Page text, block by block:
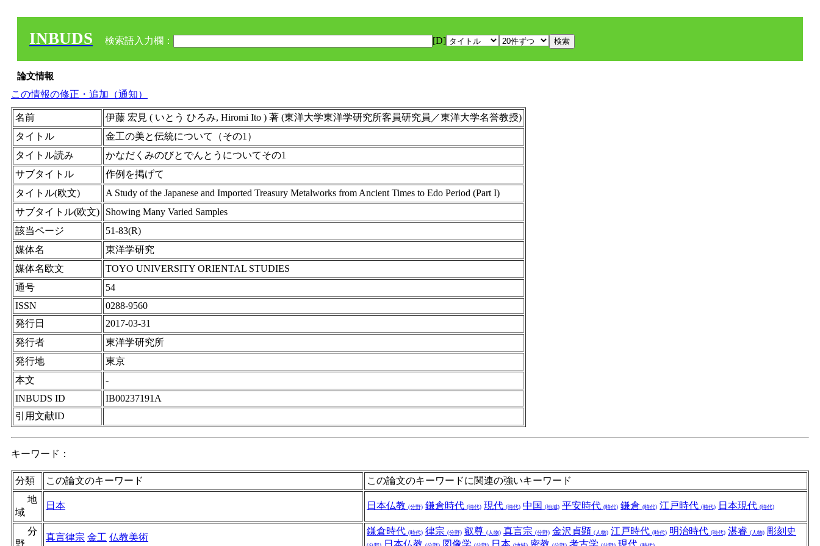
INBUDS 検索語入力欄： [D]
論文情報
この情報の修正・追加（通知）
名前
伊藤 宏見 ( いとう ひろみ, Hiromi Ito ) 著 (東洋大学東洋学研究所客員研究員／東洋大学名誉教授)
タイトル
金工の美と伝統について（その1）
タイトル読み
かなだくみのびとでんとうについてその1
サブタイトル
作例を掲げて
タイトル(欧文)
A Study of the Japanese and Imported Treasury Metalworks from Ancient Times to Edo Period (Part I)
サブタイトル(欧文)
Showing Many Varied Samples
該当ページ
51-83(R)
媒体名
東洋学研究
媒体名欧文
TOYO UNIVERSITY ORIENTAL STUDIES
通号
54
ISSN
0288-9560
発行日
2017-03-31
発行者
東洋学研究所
発行地
東京
本文
-
INBUDS ID
IB00237191A
引用文献ID
キーワード：
分類 この論文のキーワード
この論文のキーワードに関連の強いキーワード
地
域
日本 日本仏教 (分野) 鎌倉時代 (時代) 現代 (時代) 中国 (地域) 平安時代 (時代) 鎌倉 (時代) 江戸時代 (時代) 日本現代 (時代)
分
野
真言律宗 金工 仏教美術
鎌倉時代 (時代) 律宗 (分野) 叡尊 (人物) 真言宗 (分野) 金沢貞顕 (人物) 江戸時代 (時代) 明治時代 (時代) 湛睿 (人物) 彫刻史
日本仏教 図像学 日本 密教 考古学 現代